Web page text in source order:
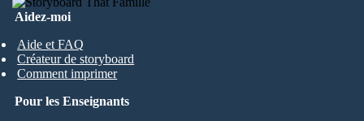
Aidez-moi
Aide et FAQ
Créateur de storyboard
Comment imprimer
Pour les Enseignants